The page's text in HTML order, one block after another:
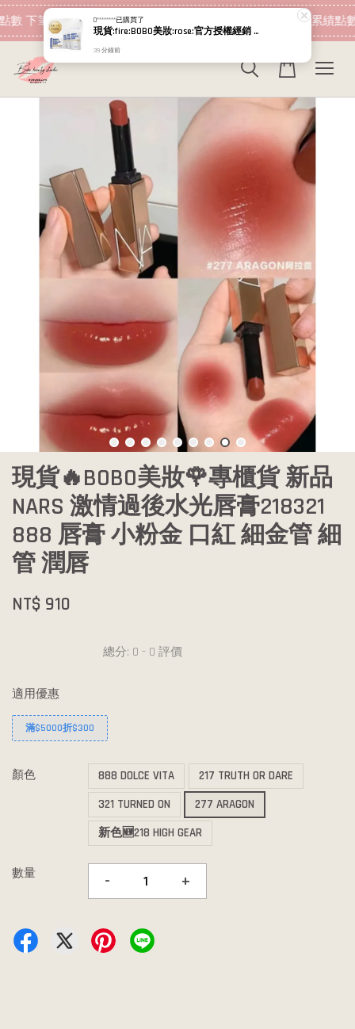
下筆消費即可折抵 現在去購物！ 加入會員 消費即可累績點
現貨🔥BOBO美妝🌹專櫃貨 新品
NARS 激情過後水光唇膏218321
888 唇膏 小粉金 口紅 細金管 細
管 潤唇
NT$ 910
總分: 0 - 0 評價
適用優惠
滿$5000折$300
顏色 888 DOLCE VITA
217 TRUTH OR DARE
321 TURNED ON
277 ARAGON
新色🆕218 HIGH GEAR
數量 - +
D********已購買了
現貨:fire:BOBO美妝:rose:官方授權經銷 日本NIPPI 日本製100%純膠原蛋白胜肽白金版 1盒3袋(附5g湯匙) 易吸收
39 分鐘前